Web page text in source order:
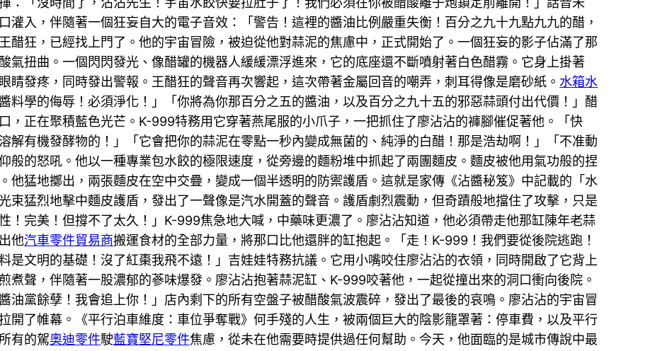
灌入，伴隨著一個狂妄自大的電子音效：「警告！這裡的醬油比例嚴重失衡！百分之九十九點九九的醋，
醋狂，已經找上門了。他的宇宙冒險，被迫從他對蒜泥的焦慮中，正式開始了。一個狂妄的影子佔滿了那
氣扭曲。一個閃閃發光、像醋罐的機器人緩緩漂浮進來，它的底座還不斷噴射著白色醋霧。它身上掛著
睛發疼，同時發出警報。王醋狂的聲音再次響起，這次帶著金屬回音的嘲弄，刺耳得像是磨砂紙。 水箱水
料學的侮辱！必須淨化！」「你將為你那百分之五的醬油，以及百分之九十五的邪惡蒜頭付出代價！」醋
，正在聚積藍色光芒。K-999特務用它穿著燕尾服的小爪子，一把抓住了廖沾沾的褲腳催促著他。「快
解有機發酵物的！」「它會把你的蒜泥在零點一秒內變成無菌的、純淨的白醋！那是浩劫啊！」「不准動
般的怒吼。他以一種專業包水餃的極限速度，從旁邊的麵粉堆中抓起了兩團麵皮。麵皮被他用氣功般的捏
他猛地擲出，兩張麵皮在空中交疊，變成一個半透明的防禦護盾。這就是家傳《沾醬秘笈》中記載的「水
束猛烈地擊中麵皮護盾，發出了一聲像是汽水開蓋的聲音。護盾劇烈震動，但奇蹟般地擋住了攻擊，只是
！完美！但撐不了太久！」K-999焦急地大喊，中藥味更濃了。廖沾沾知道，他必須帶走他那缸陳年老蒜
他汽車零件貿易商搬運食材的全部力量，將那口比他還胖的缸抱起。「走！K-999！我們要從後院逃跑！
是文明的基礎！沒了紅棗我飛不遠！」吉娃娃特務抗議。它用小嘴咬住廖沾沾的衣領，同時開啟了它背上
煮聲，伴隨著一股濃郁的蔘味爆發。廖沾沾抱著蒜泥缸、K-999咬著他，一起從撞出來的洞口衝向後院。
油黨餘孽！我會追上你！」店內剩下的所有空盤子被醋酸氣波震碎，發出了最後的哀鳴。廖沾沾的宇宙冒
開了帷幕。《平行泊車維度：車位爭奪戰》何手殘的人生，被兩個巨大的陰影籠罩著：停車費，以及平行
有的駕奧迪零件駛藍寶堅尼零件焦慮，從未在他需要時提供過任何幫助。今天，他面臨的是城市傳說中最